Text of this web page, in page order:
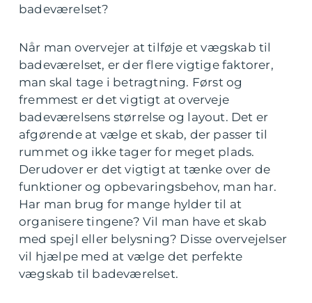
badeværelset?
Når man overvejer at tilføje et vægskab til
badeværelset, er der flere vigtige faktorer,
man skal tage i betragtning. Først og
fremmest er det vigtigt at overveje
badeværelsens størrelse og layout. Det er
afgørende at vælge et skab, der passer til
rummet og ikke tager for meget plads.
Derudover er det vigtigt at tænke over de
funktioner og opbevaringsbehov, man har.
Har man brug for mange hylder til at
organisere tingene? Vil man have et skab
med spejl eller belysning? Disse overvejelser
vil hjælpe med at vælge det perfekte
vægskab til badeværelset.